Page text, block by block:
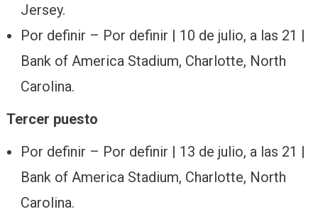
Jersey.
Por definir – Por definir | 10 de julio, a las 21 |
Bank of America Stadium, Charlotte, North
Carolina.
Tercer puesto
Por definir – Por definir | 13 de julio, a las 21 |
Bank of America Stadium, Charlotte, North
Carolina.